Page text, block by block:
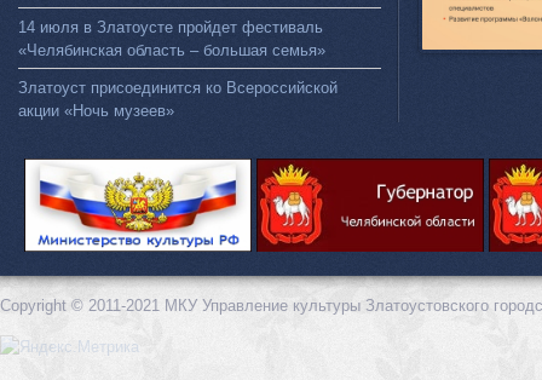
14 июля в Златоусте пройдет фестиваль
«Челябинская область – большая семья»
Златоуст присоединится ко Всероссийской
акции «Ночь музеев»
Copyright © 2011-2021 МКУ Управление культуры Златоустовского